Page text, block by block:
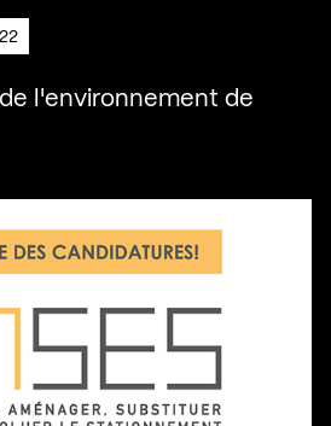
l'environnement de